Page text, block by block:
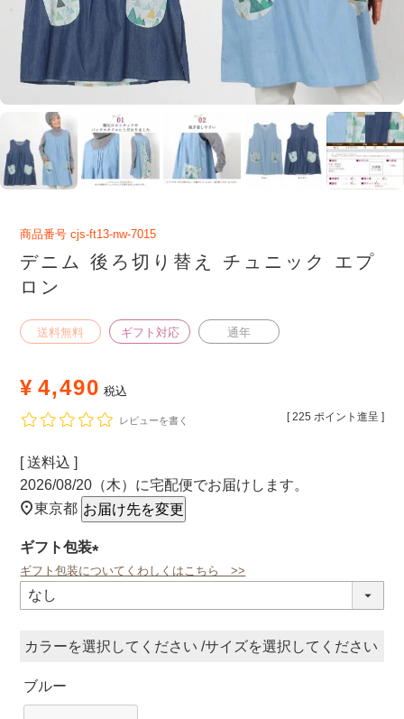
商品番号 cjs-ft13-nw-7015
デニム 後ろ切り替え チュニック エプ
ロン
送料無料 ギフト対応 通年
¥ 4,490 税込
[ 225 ポイント進呈 ]
レビューを書く
送料込
2026/08/20（木） に宅配便でお届けします。
東京都 お届け先を変更
ギフト包装
(必
ギフト包装についてくわしくはこちら >>
カラー サイズ
ブルー